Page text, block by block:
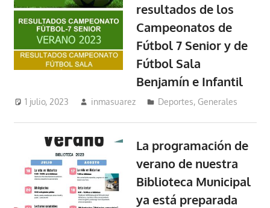
resultados de los
Campeonatos de
Fútbol 7 Senior y de
Fútbol Sala
Benjamín e Infantil
1 julio, 2023 inmasuarez Deportes, Generales
La programación de
verano de nuestra
Biblioteca Municipal
ya está preparada